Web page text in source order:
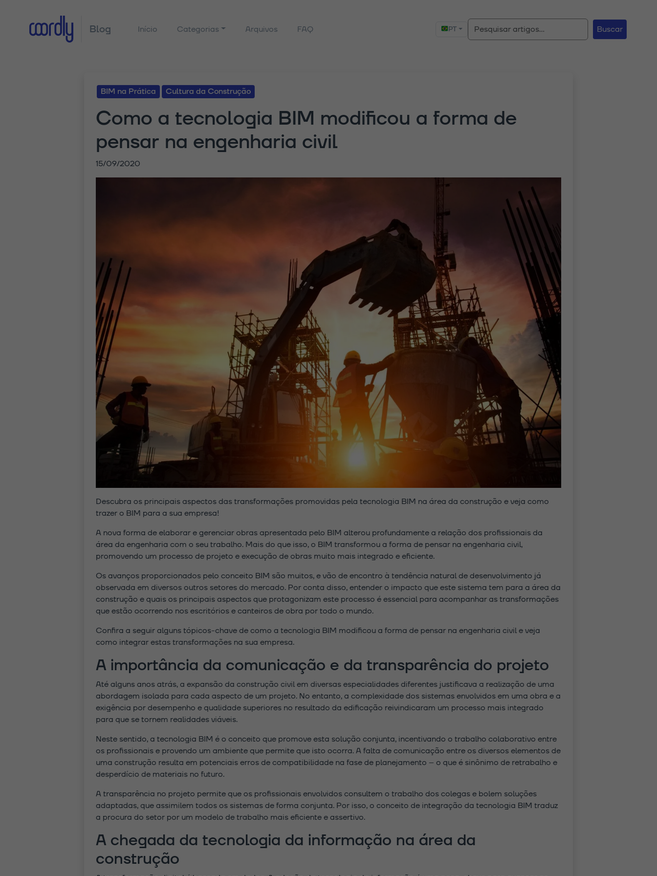
Blog Início Categorias Arquivos FAQ PT Buscar
BIM na Prática Cultura da Construção
Como a tecnologia BIM modificou a forma de
pensar na engenharia civil
15/09/2020
Descubra os principais aspectos das transformações promovidas pela tecnologia BIM na área da construção e veja como
trazer o BIM para a sua empresa!
A nova forma de elaborar e gerenciar obras apresentada pelo BIM alterou profundamente a relação dos profissionais da
área da engenharia com o seu trabalho. Mais do que isso, o BIM transformou a forma de pensar na engenharia civil,
promovendo um processo de projeto e execução de obras muito mais integrado e eficiente.
Os avanços proporcionados pelo conceito BIM são muitos, e vão de encontro à tendência natural de desenvolvimento já
observada em diversos outros setores do mercado. Por conta disso, entender o impacto que este sistema tem para a área da
construção e quais os principais aspectos que protagonizam este processo é essencial para acompanhar as transformações
que estão ocorrendo nos escritórios e canteiros de obra por todo o mundo.
Confira a seguir alguns tópicos-chave de como a tecnologia BIM modificou a forma de pensar na engenharia civil e veja
como integrar estas transformações na sua empresa.
A importância da comunicação e da transparência do projeto
Até alguns anos atrás, a expansão da construção civil em diversas especialidades diferentes justificava a realização de uma
abordagem isolada para cada aspecto de um projeto. No entanto, a complexidade dos sistemas envolvidos em uma obra e a
exigência por desempenho e qualidade superiores no resultado da edificação reivindicaram um processo mais integrado
para que se tornem realidades viáveis.
Neste sentido, a tecnologia BIM é o conceito que promove esta solução conjunta, incentivando o trabalho colaborativo entre
os profissionais e provendo um ambiente que permite que isto ocorra. A falta de comunicação entre os diversos elementos de
uma construção resulta em potenciais erros de compatibilidade na fase de planejamento – o que é sinônimo de retrabalho e
desperdício de materiais no futuro.
A transparência no projeto permite que os profissionais envolvidos consultem o trabalho dos colegas e bolem soluções
adaptadas, que assimilem todos os sistemas de forma conjunta. Por isso, o conceito de integração da tecnologia BIM traduz
a procura do setor por um modelo de trabalho mais eficiente e assertivo.
A chegada da tecnologia da informação na área da
construção